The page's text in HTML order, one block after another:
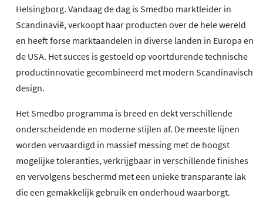
Helsingborg. Vandaag de dag is Smedbo marktleider in
Scandinavië, verkoopt haar producten over de hele wereld
en heeft forse marktaandelen in diverse landen in Europa en
de USA. Het succes is gestoeld op voortdurende technische
productinnovatie gecombineerd met modern Scandinavisch
design.
Het Smedbo programma is breed en dekt verschillende
onderscheidende en moderne stijlen af. De meeste lijnen
worden vervaardigd in massief messing met de hoogst
mogelijke toleranties, verkrijgbaar in verschillende finishes
en vervolgens beschermd met een unieke transparante lak
die een gemakkelijk gebruik en onderhoud waarborgt.